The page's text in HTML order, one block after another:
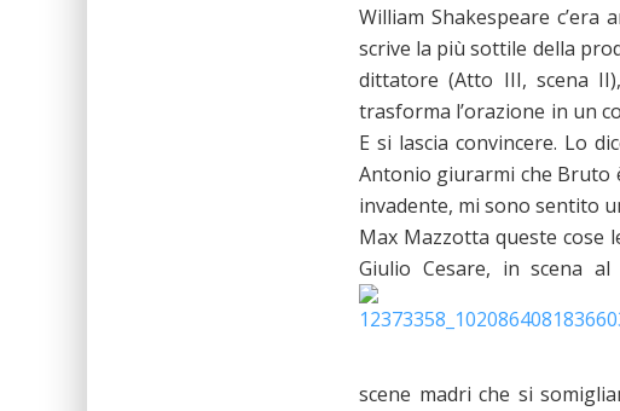
William Shakespeare
scrive la più sottile della
dittatore (Atto III, scena
trasforma l’orazione in un
E si lascia convincere. Lo
Antonio giurarmi che Bruto
invadente, mi sono sentito
Max Mazzotta queste cose
Giulio Cesare, in scena al
scene madri che si